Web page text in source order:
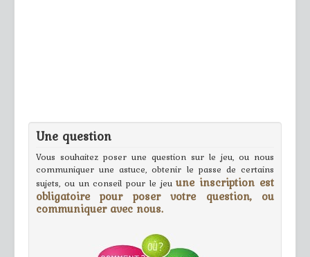
Une question
Vous souhaitez poser une question sur le jeu, ou nous
communiquer une astuce, obtenir le passe de certains
sujets, ou un conseil pour le jeuune inscription est
obligatoire pour poser votre question, ou
communiquer avec nous.